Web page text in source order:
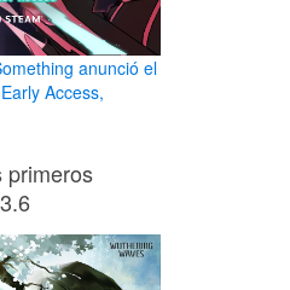
anunció el
Access,
primeros